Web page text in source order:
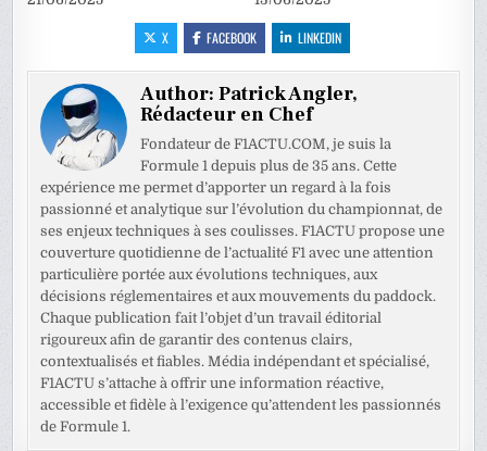
X FACEBOOK LINKEDIN
Author:Patrick Angler,
Rédacteur en Chef
Fondateur de F1ACTU.COM, je suis la
Formule 1 depuis plus de 35 ans. Cette
expérience me permet d’apporter un regard à la fois
passionné et analytique sur l’évolution du championnat, de
ses enjeux techniques à ses coulisses. F1ACTU propose une
couverture quotidienne de l’actualité F1 avec une attention
particulière portée aux évolutions techniques, aux
décisions réglementaires et aux mouvements du paddock.
Chaque publication fait l’objet d’un travail éditorial
rigoureux afin de garantir des contenus clairs,
contextualisés et fiables. Média indépendant et spécialisé,
F1ACTU s’attache à offrir une information réactive,
accessible et fidèle à l’exigence qu’attendent les passionnés
de Formule 1.